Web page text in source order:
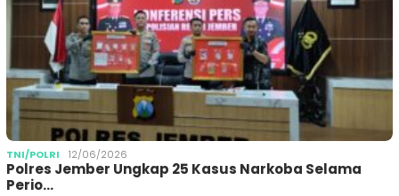
TNI/POLRI 12/06/2026
Polres Jember Ungkap 25 Kasus Narkoba Selama
Perio…